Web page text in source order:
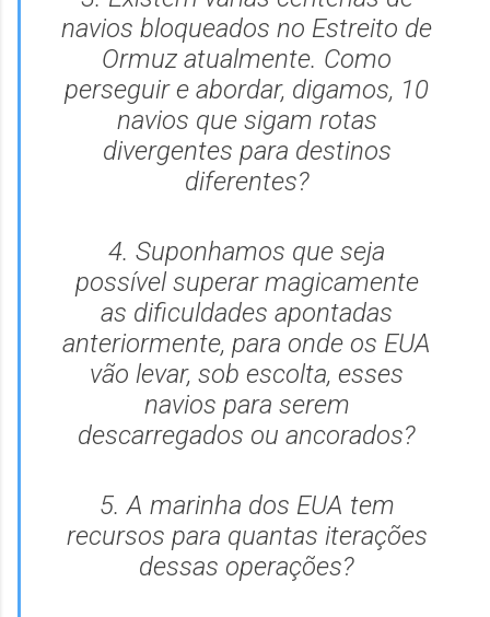
navios bloqueados no Estreito de
Ormuz atualmente. Como
perseguir e abordar, digamos, 10
navios que sigam rotas
divergentes para destinos
diferentes?
4. Suponhamos que seja
possível superar magicamente
as dificuldades apontadas
anteriormente, para onde os EUA
vão levar, sob escolta, esses
navios para serem
descarregados ou ancorados?
5. A marinha dos EUA tem
recursos para quantas iterações
dessas operações?